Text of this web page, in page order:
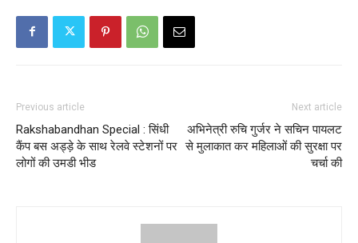
Previous article
Rakshabandhan Special : सिंधी
कैंप बस अड्ड़े के साथ रेलवे स्टेशनों पर
लोगों की उमडी भीड
Next article
अभिनेत्री रुचि गुर्जर ने सचिन पायलट
से मुलाकात कर महिलाओं की सुरक्षा पर
चर्चा की